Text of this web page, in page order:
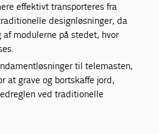
effektivt transporteres fra
designløsninger, da
modulerne på stedet, hvor
til telemasten,
at grave og bortskaffe jord,
ved traditionelle